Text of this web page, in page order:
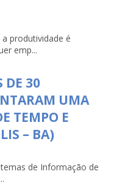
produtividade é
emp...
DE 30
UMA
TEMPO E
– BA)
de Informação de